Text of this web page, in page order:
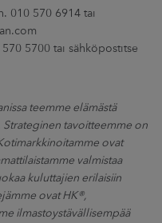
010 570 6914 tai
5700 tai sähköpostitse
teemme elämästä
Strateginen tavoitteemme on
ovat
valmistaa
kuluttajien erilaisiin
ovat HK®,
ilmastoystävällisempää